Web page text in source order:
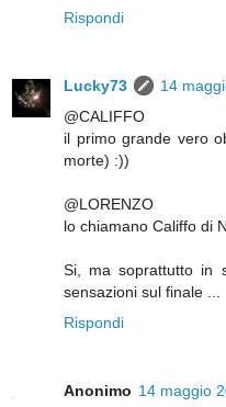
Rispondi
Lucky73
14
@CALIFFO
il primo grande vero
morte) :))
@LORENZO
lo chiamano Califfo di
Si, ma soprattutto in
sensazioni sul finale ...
Rispondi
Anonimo 14 maggio